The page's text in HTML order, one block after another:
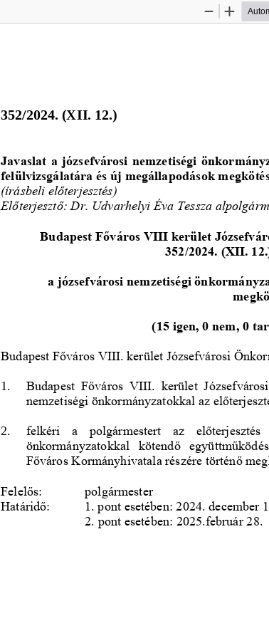
Zoom
Zoom
352/2024. (XII. 12.)
Javaslat a józsefvárosi nemzetiségi
felülvizsgálatára és új megállapodások
(írásbeli előterjesztés)
Előterjesztő: Dr. Udvarhelyi Éva Tessza
Budapest Főváros VIII kerület
352/2024. (XII.
a józsefvárosi nemzetiségi
(15 igen, 0 nem, 0
Budapest Főváros VIII. kerület Józsefvárosi
1.
Budapest  Főváros  VIII.  kerület
nemzetiségi önkormányzatokkal az
2. felkéri  a  polgármestert  az  előterjesztés
önkormányzatokkal  kötendő
Főváros Kormányhivatala részére történő
Felelős:
polgármester
Határidő:
1. pont esetében: 2024. december
2. pont esetében: 2025.február 28.